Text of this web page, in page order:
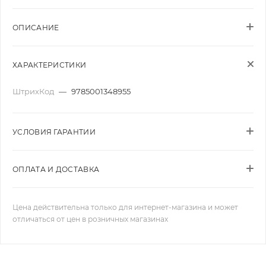
ОПИСАНИЕ
ХАРАКТЕРИСТИКИ
ШтрихКод — 9785001348955
УСЛОВИЯ ГАРАНТИИ
ОПЛАТА И ДОСТАВКА
Цена действительна только для интернет-магазина и может
отличаться от цен в розничных магазинах